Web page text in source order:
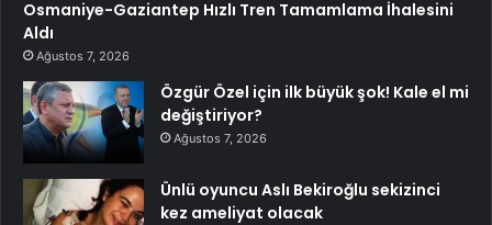
Osmaniye-Gaziantep Hızlı Tren Tamamlama İhalesini
Aldı
Ağustos 7, 2026
Özgür Özel için ilk büyük şok! Kale el mi
değiştiriyor?
Ağustos 7, 2026
Ünlü oyuncu Aslı Bekiroğlu sekizinci
kez ameliyat olacak